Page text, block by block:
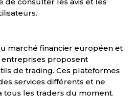
marché financier européen et
proposent
de trading. Ces plateformes
services différents et ne
tous les traders du moment.